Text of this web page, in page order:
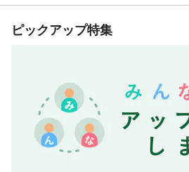
ピックアップ特集